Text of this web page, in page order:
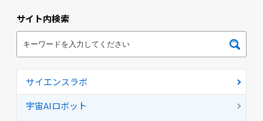
サイト内検索
サイエンスラボ
宇宙AIロボット